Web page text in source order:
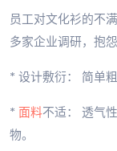
员工对文化衫的不
多家企业调研，抱怨
* 设计敷衍： 简单
* 面料不适： 透气
物。